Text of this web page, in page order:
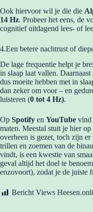
Ook hiervoor wil je die die
14 Hz. Probeer het eens, de
cognitief uitdagend lees- of
4.Een betere nachtrust of
De lage frequentie helpt je
in slaap laat vallen.
dus moeite hebben met in
dan zeker om voor – en
luisteren (0 tot 4 Hz).
Op Spotify en YouTube vind
maten. Meestal stuit je hier
overheen is gezet, toch zijn
trillen en zoemen van de
vindt, is een kwestie van
geval altijd het doel te
enzovoort), zodat je de juiste
Bericht Views